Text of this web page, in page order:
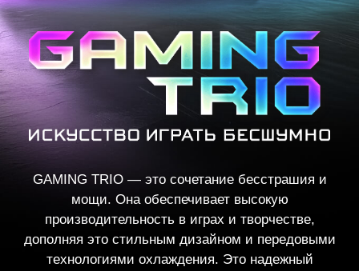
GAMING TRIO — это сочетание бесстрашия и
мощи. Она обеспечивает высокую
производительность в играх и творчестве,
дополняя это стильным дизайном и передовыми
технологиями охлаждения. Это надежный